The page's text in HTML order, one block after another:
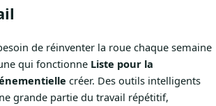
de réinventer la roue chaque semaine
qui fonctionne Liste pour la
créer. Des outils intelligents
grande partie du travail répétitif,